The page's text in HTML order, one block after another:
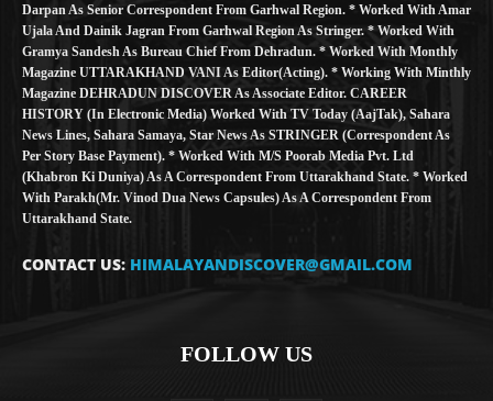
Darpan As Senior Correspondent From Garhwal Region. * Worked With Amar
Ujala And Dainik Jagran From Garhwal Region As Stringer. * Worked With
Gramya Sandesh As Bureau Chief From Dehradun. * Worked With Monthly
Magazine UTTARAKHAND VANI As Editor(Acting). * Working With Minthly
Magazine DEHRADUN DISCOVER As Associate Editor. CAREER
HISTORY (in Electronic Media) Worked With TV Today (AajTak), Sahara
News Lines, Sahara Samaya, Star News As STRINGER (Correspondent As
Per Story Base Payment). * Worked With M/S Poorab Media Pvt. Ltd
(Khabron Ki Duniya) As A Correspondent From Uttarakhand State. * Worked
With Parakh(Mr. Vinod Dua News Capsules) As A Correspondent From
Uttarakhand State.
CONTACT US: HIMALAYANDISCOVER@GMAIL.COM
FOLLOW US